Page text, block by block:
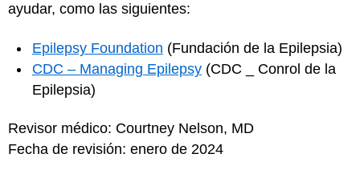
ayudar, como las siguientes:
Epilepsy Foundation (Fundación de la Epilepsia)
CDC – Managing Epilepsy (CDC _ Conrol de la
Epilepsia)
Revisor médico: Courtney Nelson, MD
Fecha de revisión: enero de 2024